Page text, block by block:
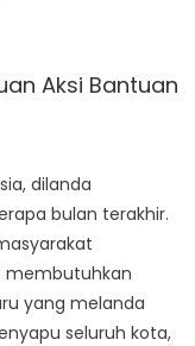
Aksi Bantuan
dilanda
bulan terakhir.
membutuhkan
yang melanda
seluruh kota,